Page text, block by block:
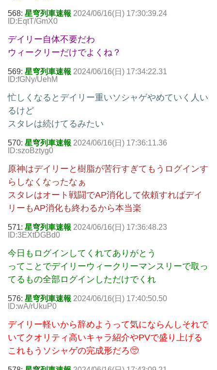
568: 星穹列車速報 2024/06/16(日) 17:30:39.24
ID:EqtT/GmX0
デイリー自体不要だわ
ウィークリーだけでよくね？
569: 星穹列車速報 2024/06/16(日) 17:34:22.31
ID:fGNy/UehM
忙しくなるとデイリー重いソシャゲやめていく人い
るけど
スタレは続けてるみたい
570: 星穹列車速報 2024/06/16(日) 17:36:11.36
ID:szoBztyg0
原神はデイリーと樹脂が苦行すぎてもうログインす
らしなくなったなぁ
スタレはオート戦闘でAP消化して依頼すればデイ
リーもAP消化も終わるから本当楽
571: 星穹列車速報 2024/06/16(日) 17:36:48.23
ID:3EXtDGBd0
今日もログインしてくれてありがとう
ってことでデイリーウィークリーマンスリーで取っ
てるもの全部ログインしただけでくれ
576: 星穹列車速報 2024/06/16(日) 17:40:50.50
ID:wA/rUkuP0
デイリー軽いから辞めようって気にならんしそれで
いてクオリティ高いキャラ紹介やPVで盛り上げる
これもうソシャゲの完成形だろ🥺